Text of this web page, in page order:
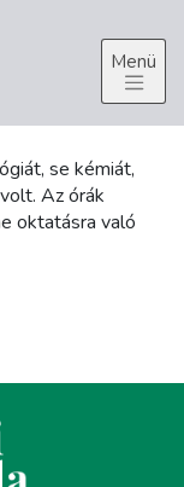
se kémiát,
Az órák
oktatásra való